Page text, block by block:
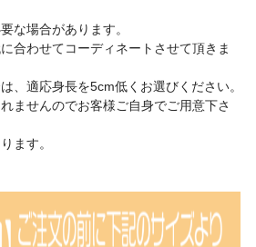
な場合があります。
合わせてコーディネートさせて頂きま
、適応身長を5cm低くお選びください。
ませんのでお客様ご自身でご用意下さ
ます。